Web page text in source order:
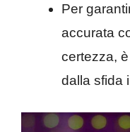
Per
accurata
certezza,
dalla sfida